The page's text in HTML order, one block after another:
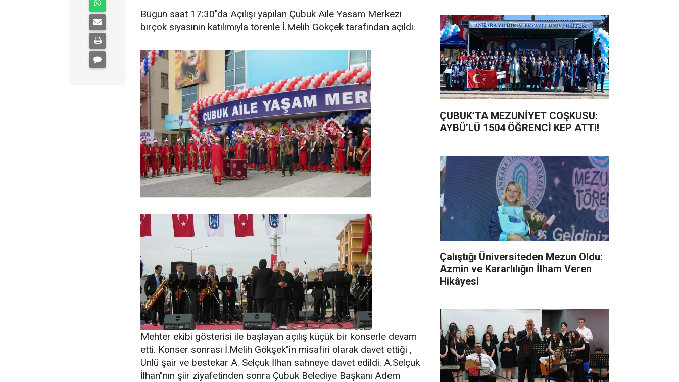
Bügün saat 17:30"da Açılışı yapılan Çubuk Aile Yasam Merkezi
birçok siyasinin katılımıyla törenle İ.Melih Gökçek tarafından açıldı.
Mehter ekibi gösterisi ile başlayan açılış küçük bir konserle devam
etti. Konser sonrası İ.Melih Gökşek"in misafiri olarak davet ettiği ,
Ünlü şair ve bestekar A. Selçuk İlhan sahneye davet edildi. A.Selçuk
İlhan"nın şiir ziyafetinden sonra Çubuk Belediye Başkanı Adem
ÇUBUK’TA MEZUNİYET COŞKUSU:
AYBÜ’LÜ 1504 ÖĞRENCİ KEP ATTI!
Çalıştığı Üniversiteden Mezun Oldu:
Azmin ve Kararlılığın İlham Veren
Hikâyesi